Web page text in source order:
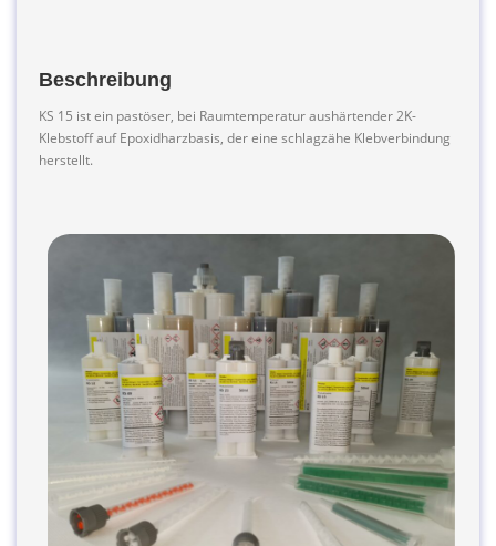
Beschreibung
KS 15 ist ein pastöser, bei Raumtemperatur aushärtender 2K-
Klebstoff auf Epoxidharzbasis, der eine schlagzähe Klebverbindung
herstellt.